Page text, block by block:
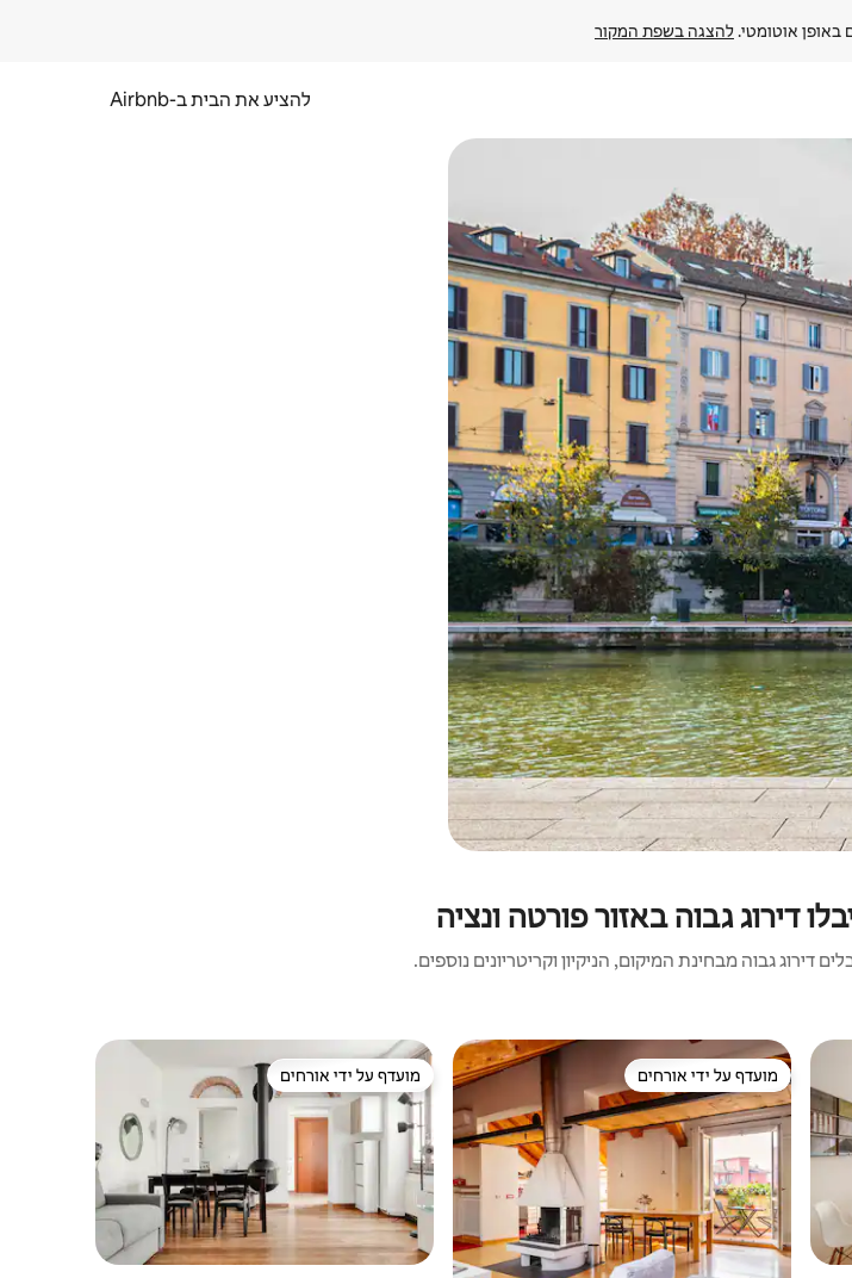
אוטומטי. להצגה בשפת המקור
להציע את הבית ב-Airbnb
מגע או החלקה.
דירוג גבוה באזור פורטה ונציה
גבוה מבחינת המיקום, הניקיון וקריטריונים נוספים.
מועדף על ידי אורחים
מועדף על ידי אורחים מועדף על ידי אורחים
מועדף על ידי אורחים